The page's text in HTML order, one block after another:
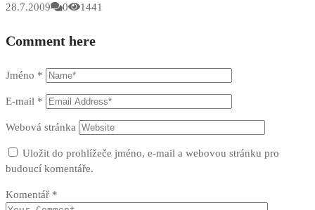
28.7.2009 0 1441
Comment here
Jméno *
E-mail *
Webová stránka
Uložit do prohlížeče jméno, e-mail a webovou stránku pro
budoucí komentáře.
Komentář *